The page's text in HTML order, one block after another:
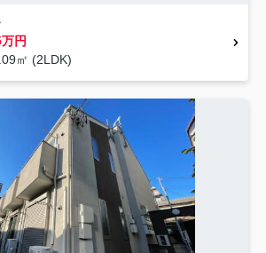
円
㎡ (2LDK)